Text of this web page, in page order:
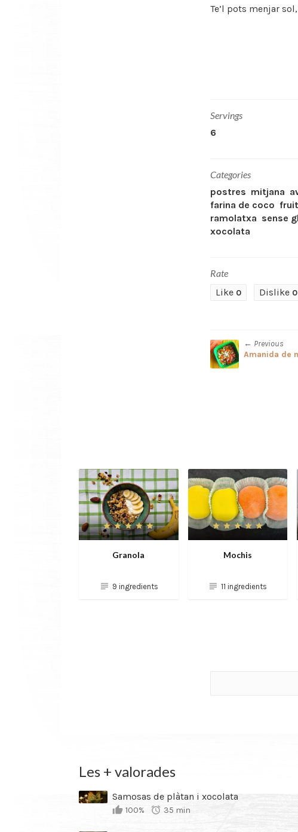
Te’l pots menjar
Servings
6
Categories
postres mitjana
farina de coco
ramolatxa sense
xocolata
Rate
Like 0 Dislike 0
← Previous
Amanida de
Granola
9 ingredients
Mochis
11 ingredients
Les + valorades
Samosas de plàtan i xocolata
100% 35 min